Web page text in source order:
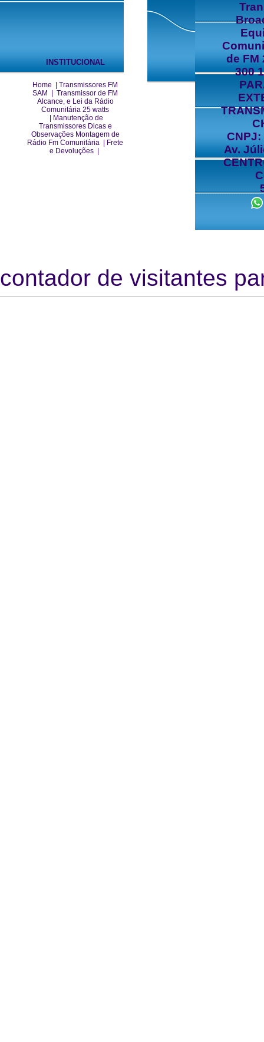
INSTITUCIONAL
Home
Transmissores FM
SAM
Transmissor de FM
Alcance, e Lei da Rádio
Comunitária 25 watts
Manutenção de
Transmissores Dicas e
Observações Montagem de
Rádio Fm Comunitária
Frete
e Devoluções
de FM
300
CNPJ:
Av.
contador de visitantes